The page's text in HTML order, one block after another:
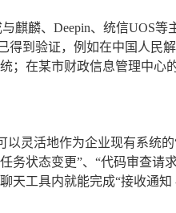
麒麟、Deepin、统信UOS
得到验证，例如在中国人民
；在某市财政信息管理中心
以灵活地作为企业现有系统
务状态变更”、“代码审查
天工具内就能完成“接收通